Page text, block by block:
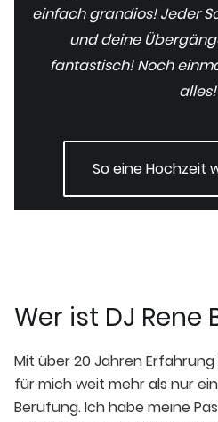
einfach grandios! Jeder
und deine
fantastisch! Noch
So eine Hochzeit
Wer ist DJ Rene
Mit über 20 Jahren Erfahrung
für mich weit mehr als nur
Berufung. Ich habe meine